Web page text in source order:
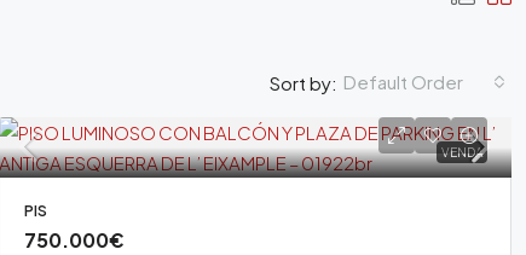
Sort by: Default Order
VENDA
PIS
750.000€